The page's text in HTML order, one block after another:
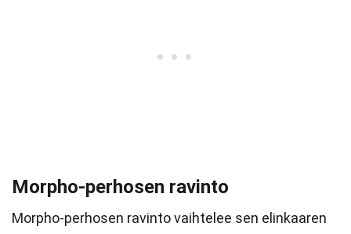
Morpho-perhosen ravinto
Morpho-perhosen ravinto vaihtelee sen elinkaaren